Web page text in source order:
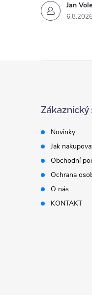
Jan
6.8.2026
Zákaznický
Novinky
Jak
Obchodní
Ochrana
O nás
KONTAKT